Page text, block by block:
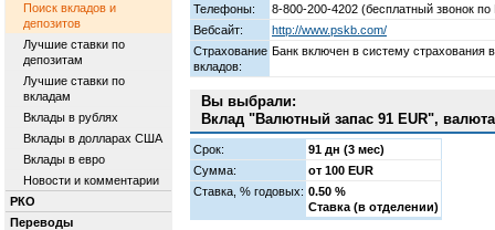
Поиск вкладов и
депозитов
Лучшие ставки по
депозитам
Лучшие ставки по
вкладам
Вклады в рублях
Вклады в долларах США
Вклады в евро
Новости и комментарии
РКО
Переводы
Телефоны:
8-800-200-4202 (бесплатный звонок
Вебсайт:
http://www.pskb.com/
Страхование
вкладов:
Банк включен в систему страхования
Вы выбрали:
Вклад "Валютный запас 91 EUR",
Срок:
91 дн (3 мес)
Сумма:
от 100 EUR
Cтавка, % годовых: 0.50 %
Ставка (в отделении)